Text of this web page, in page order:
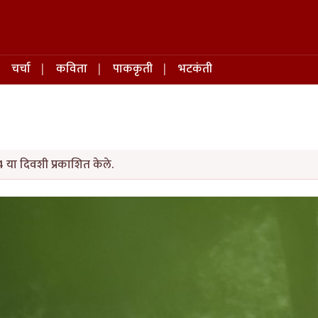
चर्चा कविता पाककृती
भटकंती
दिवशी प्रकाशित केले.